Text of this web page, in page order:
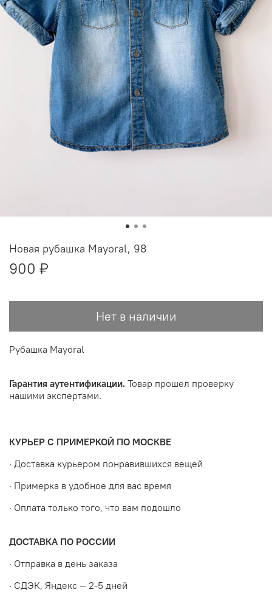
Новая рубашка Mayoral, 98
900 ₽
Нет в наличии
Рубашка Mayoral
Гарантия аутентификации. Товар прошел проверку
нашими экспертами.
КУРЬЕР С ПРИМЕРКОЙ ПО МОСКВЕ
· Доставка курьером понравившихся вещей
· Примерка в удобное для вас время
· Оплата только того, что вам подошло
ДОСТАВКА ПО РОССИИ
· Отправка в день заказа
· СДЭК, Яндекс — 2-5 дней